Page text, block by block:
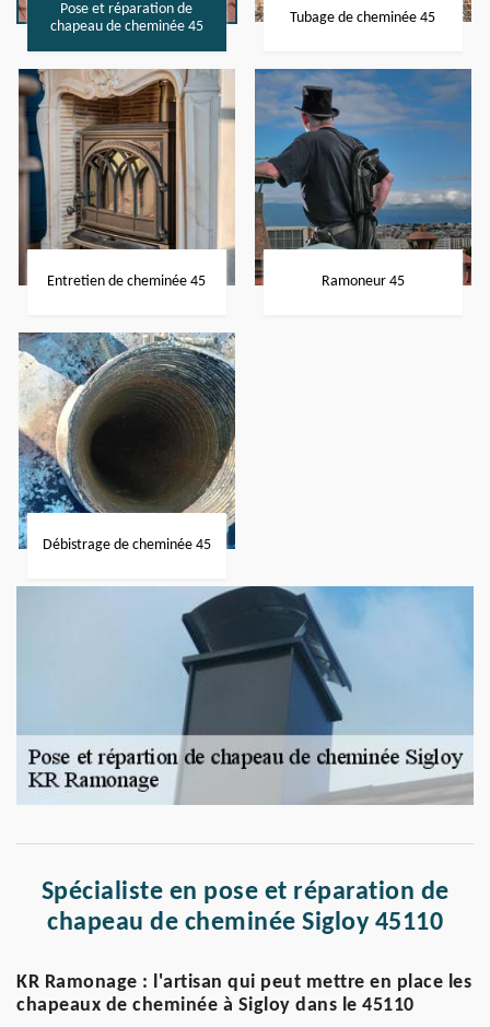
Pose et réparation de
chapeau de cheminée 45
Tubage de cheminée 45
Entretien de cheminée 45 Ramoneur 45
Débistrage de cheminée 45
Spécialiste en pose et réparation de
chapeau de cheminée Sigloy 45110
KR Ramonage : l'artisan qui peut mettre en place les
chapeaux de cheminée à Sigloy dans le 45110